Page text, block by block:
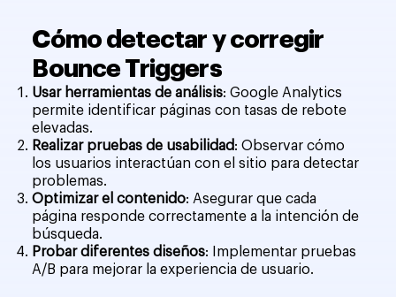
Cómo detectar y corregir
Bounce Triggers
Usar herramientas de análisis: Google Analytics
permite identificar páginas con tasas de rebote
elevadas.
Realizar pruebas de usabilidad: Observar cómo
los usuarios interactúan con el sitio para detectar
problemas.
Optimizar el contenido: Asegurar que cada
página responde correctamente a la intención de
búsqueda.
Probar diferentes diseños: Implementar pruebas
A/B para mejorar la experiencia de usuario.